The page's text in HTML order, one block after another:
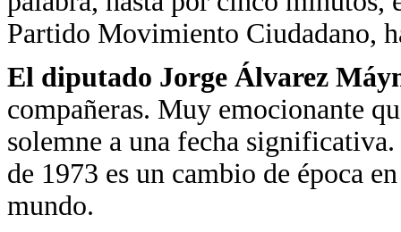
Partido Movimiento Ciudadano,
El diputado Jorge Álvarez
compañeras. Muy emocionante
solemne a una fecha
de 1973 es un cambio de época
mundo.